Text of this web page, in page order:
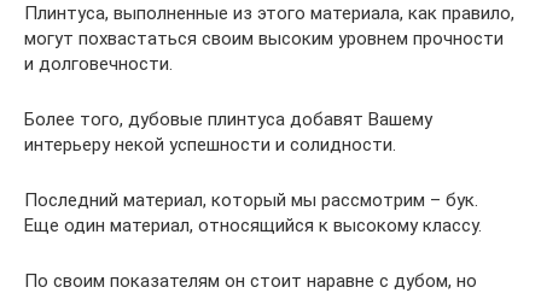
Плинтуса, выполненные из этого материала, как правило,
могут похвастаться своим высоким уровнем прочности
и долговечности.
Более того, дубовые плинтуса добавят Вашему
интерьеру некой успешности и солидности.
Последний материал, который мы рассмотрим – бук.
Еще один материал, относящийся к высокому классу.
По своим показателям он стоит наравне с дубом, но